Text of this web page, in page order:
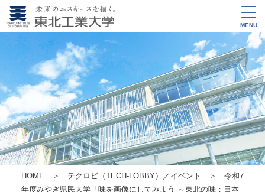
MENU
HOME ＞ テクロビ（TECH-LOBBY）／イベント
＞ 令和7
年度みやぎ県民大学「味を画像にしてみよう ～東北の味：日本